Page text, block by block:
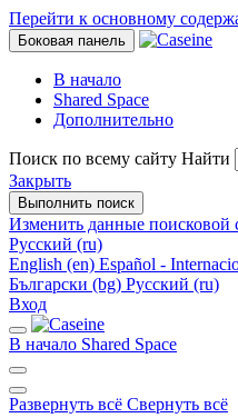
Перейти к основному
Боковая панель
В начало
Shared Space
Дополнительно
Поиск по всему сайту Найти
Закрыть
Выполнить поиск
Изменить данные поисковой
Русский ‎(ru)‎
English ‎(en)‎ Español -
Български ‎(bg)‎ Русский ‎(ru)‎
Вход
В начало Shared Space
Развернуть всё Свернуть всё